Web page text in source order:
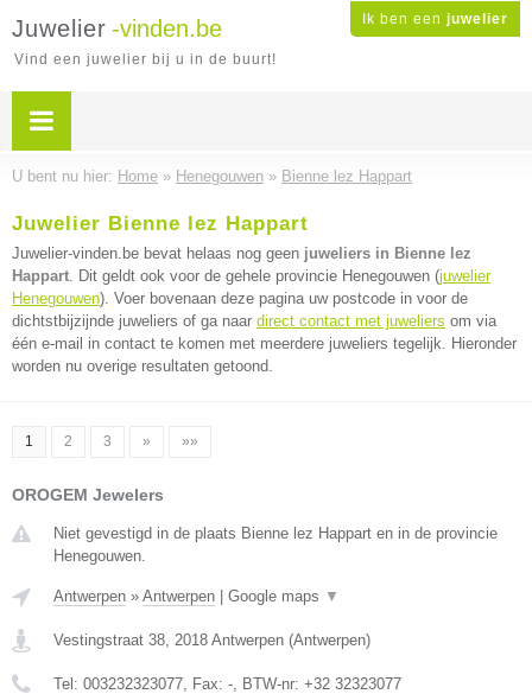
Ik ben een juwelier
Juwelier -vinden.be
Vind een juwelier bij u in de buurt!
U bent nu hier: Home » Henegouwen » Bienne lez Happart
Juwelier Bienne lez Happart
Juwelier-vinden.be bevat helaas nog geen juweliers in Bienne lez
Happart. Dit geldt ook voor de gehele provincie Henegouwen (juwelier
Henegouwen). Voer bovenaan deze pagina uw postcode in voor de
dichtstbijzijnde juweliers of ga naar direct contact met juweliers om via
één e-mail in contact te komen met meerdere juweliers tegelijk. Hieronder
worden nu overige resultaten getoond.
1 2 3 » »»
OROGEM Jewelers
Niet gevestigd in de plaats Bienne lez Happart en in de provincie
Henegouwen.
Antwerpen » Antwerpen Google maps ▼
Vestingstraat 38, 2018 Antwerpen (Antwerpen)
Tel: 003232323077, Fax: -, BTW-nr: +32 32323077